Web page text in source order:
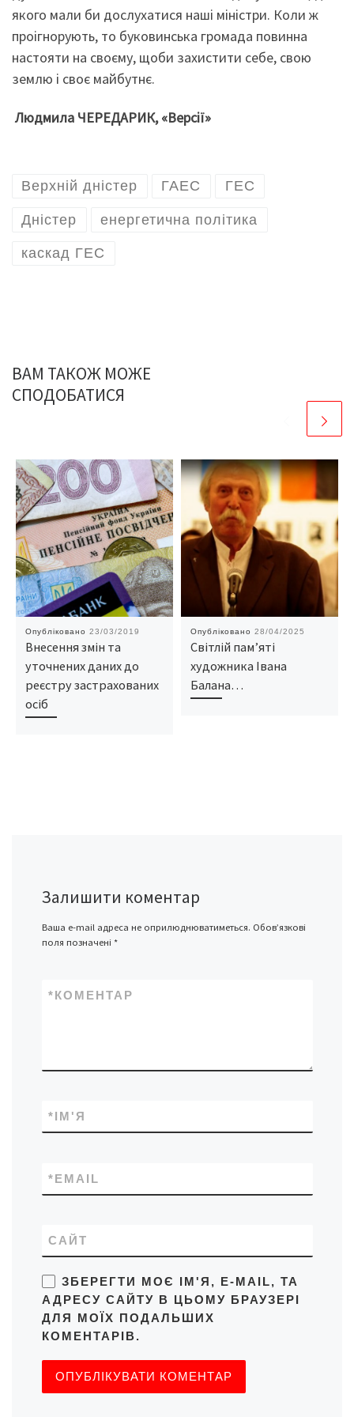
якого мали би дослухатися наші міністри. Коли ж
проігнорують, то буковинська громада повинна
настояти на своєму, щоби захистити себе, свою
землю і своє майбутнє.
Людмила ЧЕРЕДАРИК, «Версії»
Верхній дністер ГАЕС ГЕС
Дністер енергетична політика
каскад ГЕС
ВАМ ТАКОЖ МОЖЕ
СПОДОБАТИСЯ
Опубліковано 23/03/2019
Внесення змін та
уточнених даних до
реєстру застрахованих
осіб
Опубліковано 28/04/2025
Світлій пам’яті
художника Івана
Балана…
Залишити коментар
Ваша e-mail адреса не оприлюднюватиметься. Обов’язкові
поля позначені *
КОМЕНТАР
*
ІМ'Я
*
EMAIL
*
САЙТ
ЗБЕРЕГТИ МОЄ ІМ'Я, E-MAIL, ТА
АДРЕСУ САЙТУ В ЦЬОМУ БРАУЗЕРІ
ДЛЯ МОЇХ ПОДАЛЬШИХ
КОМЕНТАРІВ.